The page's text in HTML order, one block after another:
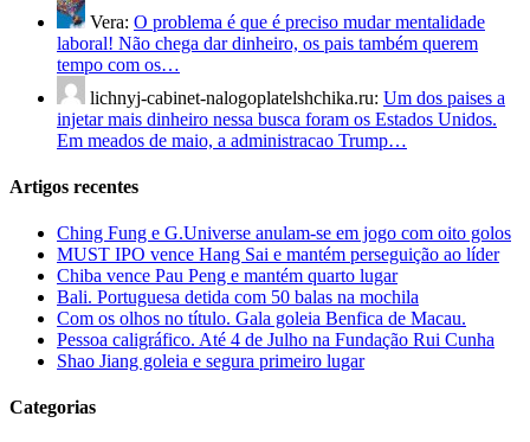
Vera: O problema é que é preciso mudar mentalidade
laboral! Não chega dar dinheiro, os pais também querem
tempo com os…
lichnyj-cabinet-nalogoplatelshchika.ru: Um dos paises a
injetar mais dinheiro nessa busca foram os Estados Unidos.
Em meados de maio, a administracao Trump…
Artigos recentes
Ching Fung e G.Universe anulam-se em jogo com oito golos
MUST IPO vence Hang Sai e mantém perseguição ao líder
Chiba vence Pau Peng e mantém quarto lugar
Bali. Portuguesa detida com 50 balas na mochila
Com os olhos no título. Gala goleia Benfica de Macau.
Pessoa caligráfico. Até 4 de Julho na Fundação Rui Cunha
Shao Jiang goleia e segura primeiro lugar
Categorias